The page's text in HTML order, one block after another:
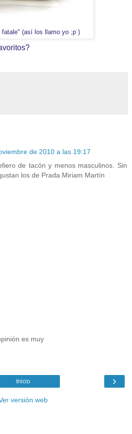
fatale" (así los llamo yo ;p )
de 2010 a las 19:17
de tacón y menos masculinos. Sin
los de Prada.Miriam Martín
es muy
›
Inicio
versión web